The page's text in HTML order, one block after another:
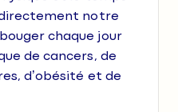
notre
chaque jour
de cancers, de
d’obésité et de